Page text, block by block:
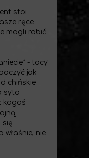
stoi
ręce
mogli robić
- tacy
jak
chińskie
syta
kogoś
się
właśnie, nie